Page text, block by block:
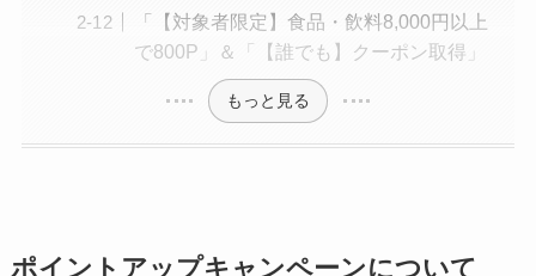
「【対象者限定】食品・飲料8,000円以上
で800P」＆「【誰でも】クーポン取得」
もっと見る
ポイントアップキャンペーンについて